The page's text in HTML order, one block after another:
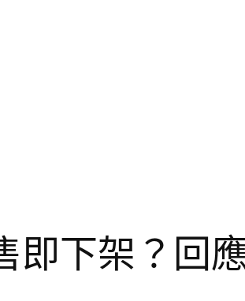
即下架？回